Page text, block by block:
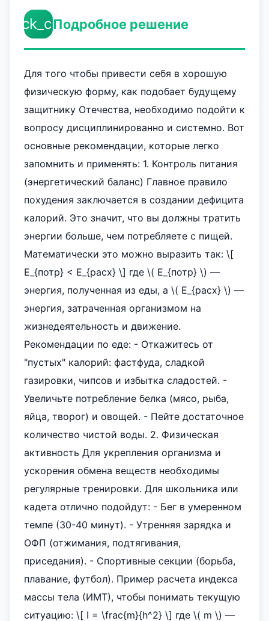
Подробное решение
Для того чтобы привести себя в хорошую
физическую форму, как подобает будущему
защитнику Отечества, необходимо подойти к
вопросу дисциплинированно и системно. Вот
основные рекомендации, которые легко
запомнить и применять: 1. Контроль питания
(энергетический баланс) Главное правило
похудения заключается в создании дефицита
калорий. Это значит, что вы должны тратить
энергии больше, чем потребляете с пищей.
Математически это можно выразить так: \[
E_{потр} < E_{расх} \] где \( E_{потр} \) —
энергия, полученная из еды, а \( E_{расх} \) —
энергия, затраченная организмом на
жизнедеятельность и движение.
Рекомендации по еде: - Откажитесь от
"пустых" калорий: фастфуда, сладкой
газировки, чипсов и избытка сладостей. -
Увеличьте потребление белка (мясо, рыба,
яйца, творог) и овощей. - Пейте достаточное
количество чистой воды. 2. Физическая
активность Для укрепления организма и
ускорения обмена веществ необходимы
регулярные тренировки. Для школьника или
кадета отлично подойдут: - Бег в умеренном
темпе (30-40 минут). - Утренняя зарядка и
ОФП (отжимания, подтягивания,
приседания). - Спортивные секции (борьба,
плавание, футбол). Пример расчета индекса
массы тела (ИМТ), чтобы понимать текущую
ситуацию: \[ I = \frac{m}{h^2} \] где \( m \) —